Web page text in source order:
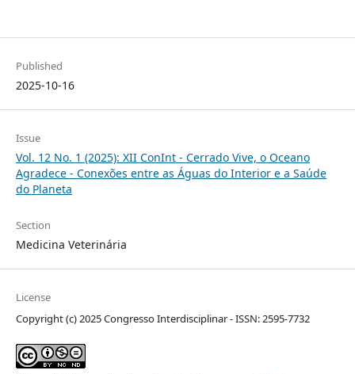
Published
2025-10-16
Issue
Vol. 12 No. 1 (2025): XII ConInt - Cerrado Vive, o Oceano
Agradece - Conexões entre as Águas do Interior e a Saúde
do Planeta
Section
Medicina Veterinária
License
Copyright (c) 2025 Congresso Interdisciplinar - ISSN: 2595-7732